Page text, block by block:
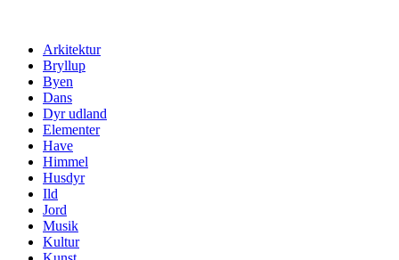
Arkitektur
Bryllup
Byen
Dans
Dyr udland
Elementer
Have
Himmel
Husdyr
Ild
Jord
Musik
Kultur